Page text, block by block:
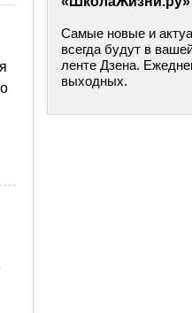
Самые новые и
всегда будут в
ленте Дзена.
выходных.